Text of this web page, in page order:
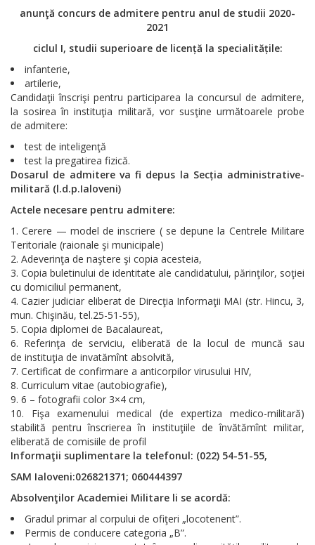
anunţă concurs de admitere pentru anul de studii 2020-
2021
ciclul I, studii superioare de licență la specialitățile:
infanterie,
artilerie,
Candidaţii înscrişi pentru participarea la concursul de admitere,
la sosirea în instituţia militară, vor susţine următoarele probe
de admitere:
test de inteligenţă
test la pregatirea fizică.
Dosarul de admitere va fi depus la Secția administrative-
militară (l.d.p.Ialoveni)
Actele necesare pentru admitere:
Cerere — model de inscriere ( se depune la Centrele Militare
Teritoriale (raionale şi municipale)
Adeverinţa de naştere şi copia acesteia,
Copia buletinului de identitate ale candidatului, părinţilor, soţiei
cu domiciliul permanent,
Cazier judiciar eliberat de Direcţia Informaţii MAI (str. Hincu, 3,
mun. Chişinău, tel.25-51-55),
Copia diplomei de Bacalaureat,
Referinţa de serviciu, eliberată de la locul de muncă sau
de instituţia de invatămînt absolvită,
Certificat de confirmare a anticorpilor virusului HIV,
Curriculum vitae (autobiografie),
6 – fotografii color 3×4 cm,
Fişa examenului medical (de expertiza medico-militară)
stabilită pentru înscrierea în instituţiile de învătămînt militar,
eliberată de comisiile de profil
Informaţii suplimentare la telefonul: (022) 54-51-55,
SAM Ialoveni:026821371; 060444397
Absolvenţilor Academiei Militare li se acordă:
Gradul primar al corpului de ofiţeri „locotenent”.
Permis de conducere categoria „B”.